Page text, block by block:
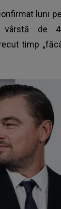
luni
vârstă de
timp